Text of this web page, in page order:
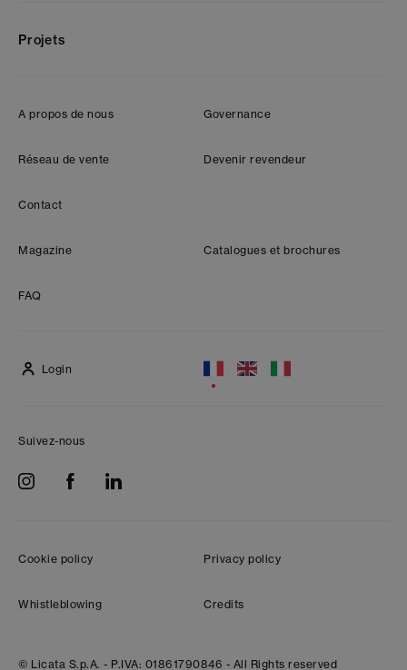
Projets
A propos de nous Governance
Réseau de vente Devenir revendeur
Contact
Magazine Catalogues et brochures
FAQ
Login
Suivez-nous
Cookie policy Privacy policy
Whistleblowing Credits
© Licata S.p.A. - P.IVA: 01861790846 - All Rights reserved